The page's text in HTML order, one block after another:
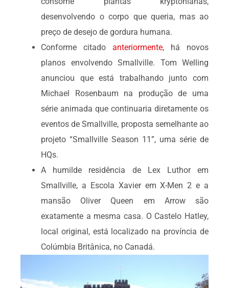
desenvolvendo o corpo que queria, mas ao
preço de desejo de gordura humana.
Conforme citado anteriormente, há novos
planos envolvendo Smallville. Tom Welling
anunciou que está trabalhando junto com
Michael Rosenbaum na produção de uma
série animada que continuaria diretamente os
eventos de Smallville, proposta semelhante ao
projeto “Smallville Season 11”, uma série de
HQs.
A humilde residência de Lex Luthor em
Smallville, a Escola Xavier em X-Men 2 e a
mansão Oliver Queen em Arrow são
exatamente a mesma casa. O Castelo Hatley,
local original, está localizado na província de
Colúmbia Britânica, no Canadá.